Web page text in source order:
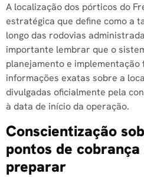
A localização dos pórticos do
estratégica que define como a
longo das rodovias
importante lembrar que o
planejamento e
informações exatas sobre a
divulgadas oficialmente pela
à data de início da operação.
Conscientização
pontos de cobrança
preparar